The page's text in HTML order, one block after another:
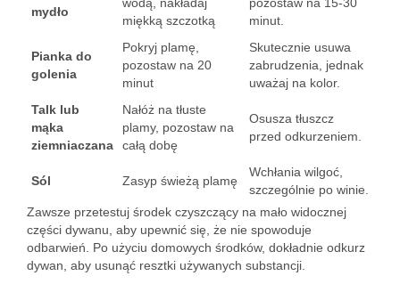
mydło
miękką szczotką
minut.
Pianka do
golenia
Pokryj plamę,
pozostaw na 20
minut
Skutecznie usuwa
zabrudzenia, jednak
uważaj na kolor.
Talk lub
mąka
ziemniaczana
Nałóż na tłuste
plamy, pozostaw na
całą dobę
Osusza tłuszcz
przed odkurzeniem.
Sól Zasyp świeżą plamę
Wchłania wilgoć,
szczególnie po winie.
Zawsze przetestuj środek czyszczący na mało widocznej
części dywanu, aby upewnić się, że nie spowoduje
odbarwień. Po użyciu domowych środków, dokładnie odkurz
dywan, aby usunąć resztki używanych substancji.